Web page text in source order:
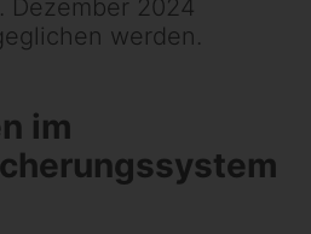
Dezember 2024
werden.
im